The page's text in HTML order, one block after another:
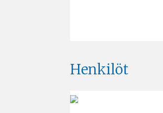
Henkilöt